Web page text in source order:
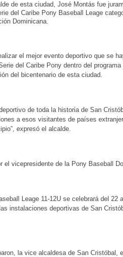
de esta ciudad, José Montás fue
del Caribe Pony Baseball Leage
Dominicana.
el mejor evento deportivo que se
del Caribe Pony dentro del
del bicentenario de esta ciudad.
de toda la historia de San
a esos visitantes de países
expresó el alcalde.
el vicepresidente de la Pony Baseball
Leage 11-12U se celebrará del 22
instalaciones deportivas de San
la vice alcaldesa de San Cristóbal,